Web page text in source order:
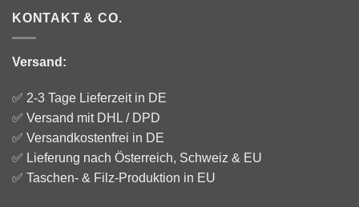
KONTAKT & CO.
Versand:
✅ 2-3 Tage Lieferzeit in DE
✅ Versand mit DHL / DPD
✅ Versandkostenfrei in DE
✅ Lieferung nach Österreich, Schweiz & EU
✅ Taschen- & Filz-Produktion in EU